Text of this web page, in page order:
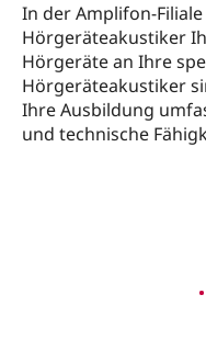
In der Amplifon-
Hörgeräteakustiker
Hörgeräte an Ihre
Hörgeräteakustiker
Ihre Ausbildung
und technische